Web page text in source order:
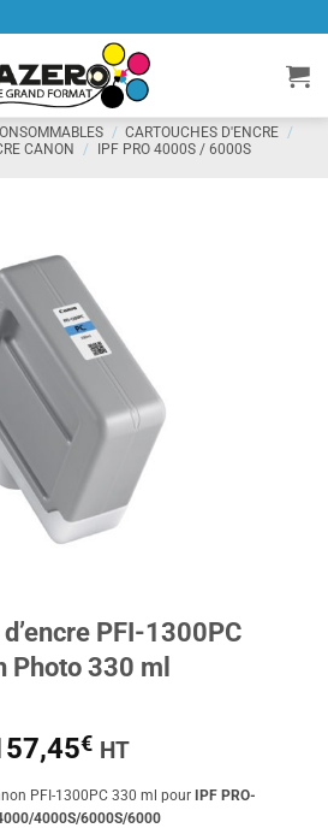
/ CARTOUCHES D'ENCRE /
CANON
/ IPF PRO 4000S / 6000S
PFI-1300PC
Photo 330 ml
€ HT
PFI-1300PC 330 ml pourIPF PRO-
4000S/6000S/6000